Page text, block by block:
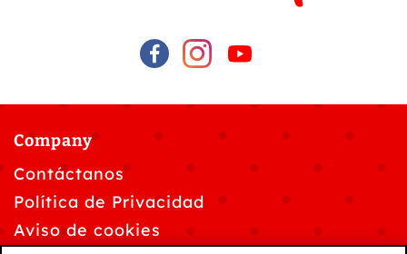
Company
Contáctanos
Política de Privacidad
Aviso de cookies